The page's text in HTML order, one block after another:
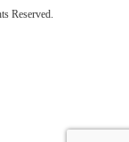
Reserved.